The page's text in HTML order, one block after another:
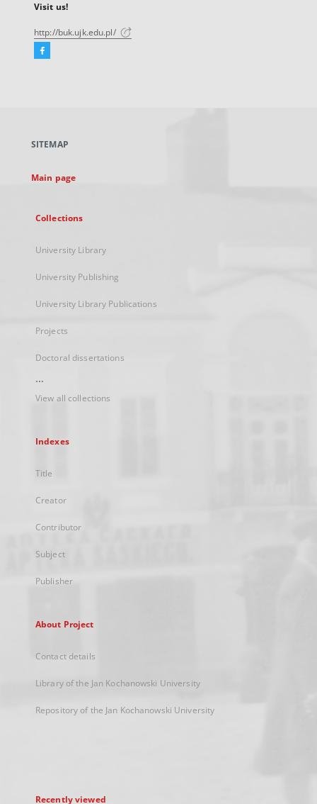
Visit us!
http://buk.ujk.edu.pl/
Facebook
new
SITEMAP
Main page
Collections
University Library
University Publishing
University Library Publications
Projects
Doctoral dissertations
...
View all collections
Indexes
Title
Creator
Contributor
Subject
Publisher
About Project
Contact details
Library of the Jan Kochanowski University
Repository of the Jan Kochanowski University
Recently viewed